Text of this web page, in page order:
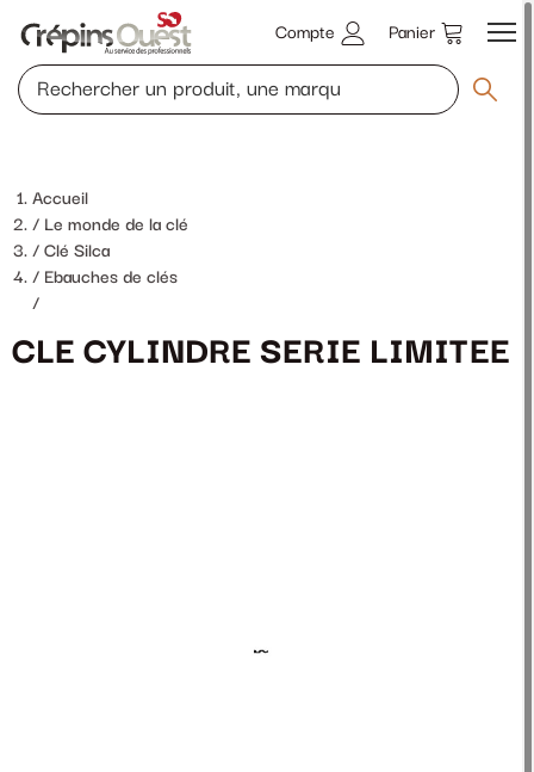
Compte Panier
Accueil
Le monde de la clé
Clé Silca
Ebauches de clés
/
CLE CYLINDRE SERIE LIMITEE